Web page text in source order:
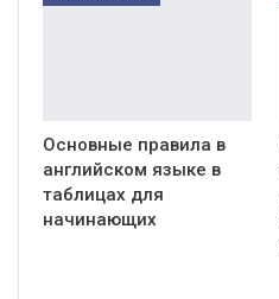
Основные правила в
английском языке в
таблицах для
начинающих